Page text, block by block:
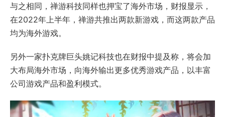
与之相同，禅游科技同样也押宝了海外市场，财报显示，
在2022年上半年，禅游共推出两款新游戏，而这两款产品
均为海外游戏。
另外一家扑克牌巨头姚记科技也在财报中提及称，将会加
大布局海外市场，向海外输出更多优秀游戏产品，以丰富
公司游戏产品和盈利模式。